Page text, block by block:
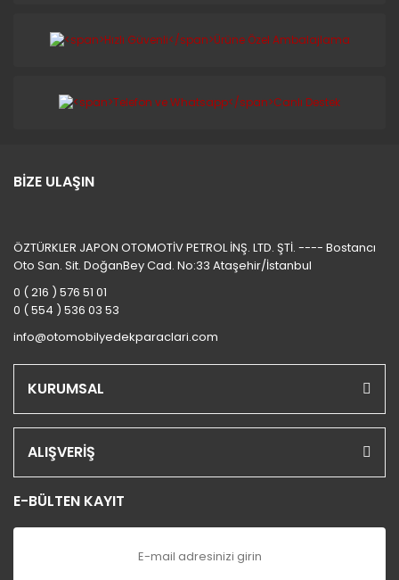
BİZE ULAŞIN
ÖZTÜRKLER JAPON OTOMOTİV PETROL İNŞ. LTD. ŞTİ. ---- Bostancı
Oto San. Sit. DoğanBey Cad. No:33 Ataşehir/İstanbul
0 ( 216 ) 576 51 01
0 ( 554 ) 536 03 53
info@otomobilyedekparaclari.com
KURUMSAL
ALIŞVERİŞ
E-BÜLTEN KAYIT